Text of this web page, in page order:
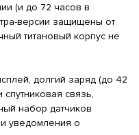
(и до 72 часов в
версии защищены от
титановый корпус не
долгий заряд (до 42
связь,
набор датчиков
и уведомления о